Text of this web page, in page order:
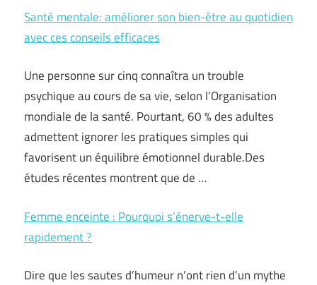
Santé mentale: améliorer son bien-être au quotidien
avec ces conseils efficaces
Une personne sur cinq connaîtra un trouble
psychique au cours de sa vie, selon l’Organisation
mondiale de la santé. Pourtant, 60 % des adultes
admettent ignorer les pratiques simples qui
favorisent un équilibre émotionnel durable.Des
études récentes montrent que de …
Femme enceinte : Pourquoi s’énerve-t-elle
rapidement ?
Dire que les sautes d’humeur n’ont rien d’un mythe